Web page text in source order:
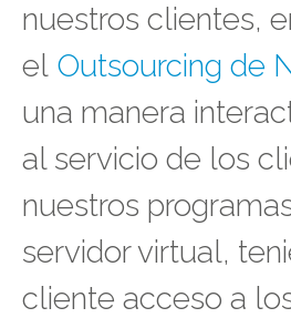
nuestros clientes,
el Outsourcing de
una manera
al servicio de los
nuestros
servidor virtual,
cliente acceso a